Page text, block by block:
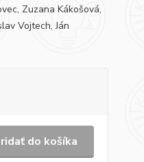
Zuzana Kákošová,
Vojtech, Ján
do košíka